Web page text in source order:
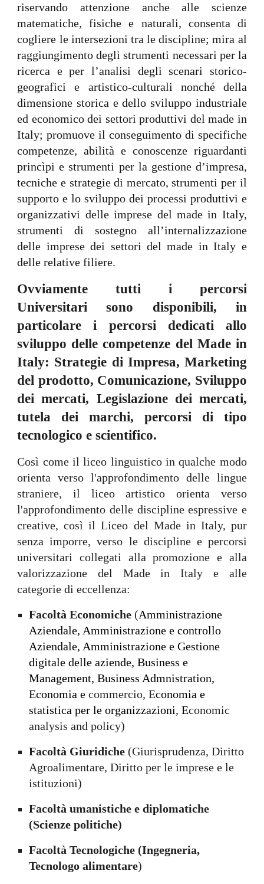
riservando attenzione anche alle scienze
matematiche, fisiche e naturali, consenta di
cogliere le intersezioni tra le discipline; mira al
raggiungimento degli strumenti necessari per la
ricerca e per l’analisi degli scenari storico-
geografici e artistico-culturali nonché della
dimensione storica e dello sviluppo industriale
ed economico dei settori produttivi del made in
Italy; promuove il conseguimento di specifiche
competenze, abilità e conoscenze riguardanti
princìpi e strumenti per la gestione d’impresa,
tecniche e strategie di mercato, strumenti per il
supporto e lo sviluppo dei processi produttivi e
organizzativi delle imprese del made in Italy,
strumenti di sostegno all’internalizzazione
delle imprese dei settori del made in Italy e
delle relative filiere.
Ovviamente tutti i percorsi
Universitari sono disponibili, in
particolare i percorsi dedicati allo
sviluppo delle competenze del Made in
Italy: Strategie di Impresa, Marketing
del prodotto, Comunicazione, Sviluppo
dei mercati, Legislazione dei mercati,
tutela dei marchi, percorsi di tipo
tecnologico e scientifico.
Così come il liceo linguistico in qualche modo
orienta verso l'approfondimento delle lingue
straniere, il liceo artistico orienta verso
l'approfondimento delle discipline espressive e
creative, così il Liceo del Made in Italy, pur
senza imporre, verso le discipline e percorsi
universitari collegati alla promozione e alla
valorizzazione del Made in Italy e alle
categorie di eccellenza:
Facoltà Economiche (Amministrazione
Aziendale, Amministrazione e controllo
Aziendale, Amministrazione e Gestione
digitale delle aziende, Business e
Management, Business Admnistration,
Economia ecommercio,Economia e
statistica per le organizzazioni,Economic
analysis and policy)
Facoltà Giuridiche (Giurisprudenza, Diritto
Agroalimentare, Diritto per le imprese e le
istituzioni)
Facoltà umanistiche e diplomatiche
(Scienze politiche)
Facoltà Tecnologiche (Ingegneria,
Tecnologo alimentare)